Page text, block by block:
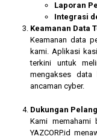
Laporan
Integrasi
Keamanan Data
Keamanan data
kami. Aplikasi
terkini untuk
mengakses
ancaman cyber.
Dukungan
Kami
YAZCORP.id